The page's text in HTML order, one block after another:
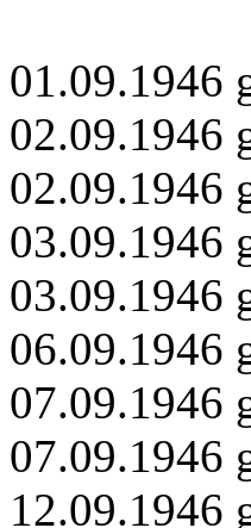
01.09.1946
02.09.1946
02.09.1946
03.09.1946
03.09.1946
06.09.1946
07.09.1946
07.09.1946
12.09.1946